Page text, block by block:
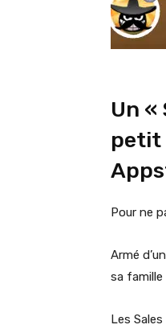
Un «
petit
Pour ne
Armé
sa
Les